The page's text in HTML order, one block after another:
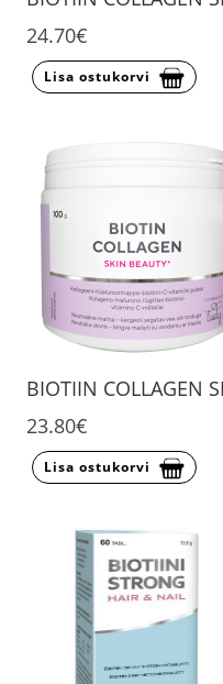
24.70€
Lisa ostukorvi
BIOTIIN COLLAGEN
23.80€
Lisa ostukorvi